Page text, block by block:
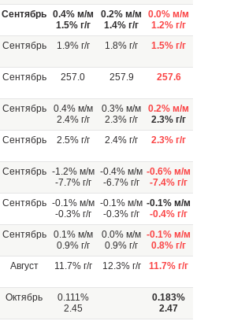
Сентябрь 0.4% м/м
1.5% г/г
0.2% м/м
1.4% г/г
0.0% м/м
1.2% г/г
Сентябрь 1.9% г/г 1.8% г/г 1.5% г/г
Сентябрь 257.0 257.9 257.6
Сентябрь
0.4% м/м
2.4% г/г
0.3% м/м
2.3% г/г
0.2% м/м
2.3% г/г
Сентябрь 2.5% г/г 2.4% г/г 2.3% г/г
Сентябрь -1.2% м/м
-7.7% г/г
-0.4% м/м
-6.7% г/г
-0.6% м/м
-7.4% г/г
Сентябрь -0.1% м/м
-0.3% г/г
-0.1% м/м
-0.3% г/г
-0.1% м/м
-0.4% г/г
Сентябрь
0.1% м/м
0.9% г/г
0.0% м/м
0.9% г/г
-0.1% м/м
0.8% г/г
Август 11.7% г/г 12.3% г/г 11.7% г/г
Октябрь
0.111%
2.45
0.183%
2.47